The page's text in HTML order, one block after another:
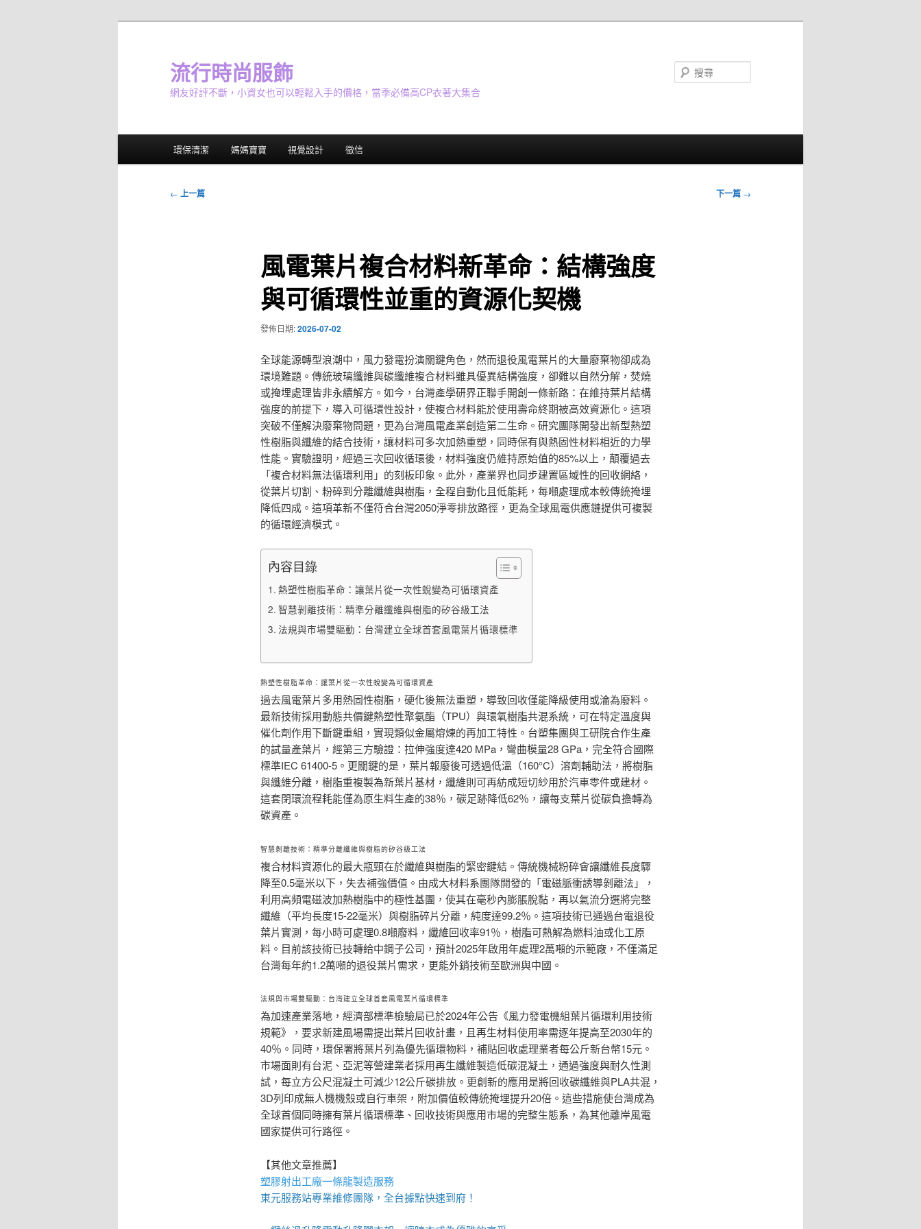
流行時尚服飾
網友好評不斷，小資女也可以輕鬆入手的價格，當季必備高CP衣著大集合
環保清潔 媽媽寶寶 視覺設計 徵信
文
← 上一篇 下一篇 →
風電葉片複合材料新革命：結構強度
與可循環性並重的資源化契機
發佈日期:2026-07-02
全球能源轉型浪潮中，風力發電扮演關鍵角色，然而退役風電葉片的大量廢棄物卻成為
環境難題。傳統玻璃纖維與碳纖維複合材料雖具優異結構強度，卻難以自然分解，焚燒
或掩埋處理皆非永續解方。如今，台灣產學研界正聯手開創一條新路：在維持葉片結構
強度的前提下，導入可循環性設計，使複合材料能於使用壽命終期被高效資源化。這項
突破不僅解決廢棄物問題，更為台灣風電產業創造第二生命。研究團隊開發出新型熱塑
性樹脂與纖維的結合技術，讓材料可多次加熱重塑，同時保有與熱固性材料相近的力學
性能。實驗證明，經過三次回收循環後，材料強度仍維持原始值的85%以上，顛覆過去
「複合材料無法循環利用」的刻板印象。此外，產業界也同步建置區域性的回收網絡，
從葉片切割、粉碎到分離纖維與樹脂，全程自動化且低能耗，每噸處理成本較傳統掩埋
降低四成。這項革新不僅符合台灣2050淨零排放路徑，更為全球風電供應鏈提供可複製
的循環經濟模式。
內容目錄
熱塑性樹脂革命：讓葉片從一次性蛻變為可循環資產
智慧剝離技術：精準分離纖維與樹脂的矽谷級工法
法規與市場雙驅動：台灣建立全球首套風電葉片循環標準
熱塑性樹脂革命：讓葉片從一次性蛻變為可循環資產
過去風電葉片多用熱固性樹脂，硬化後無法重塑，導致回收僅能降級使用或淪為廢料。
最新技術採用動態共價鍵熱塑性聚氨酯（TPU）與環氧樹脂共混系統，可在特定溫度與
催化劑作用下斷鍵重組，實現類似金屬熔煉的再加工特性。台塑集團與工研院合作生產
的試量產葉片，經第三方驗證：拉伸強度達420 MPa，彎曲模量28 GPa，完全符合國際
標準IEC 61400-5。更關鍵的是，葉片報廢後可透過低溫（160°C）溶劑輔助法，將樹脂
與纖維分離，樹脂重複製為新葉片基材，纖維則可再紡成短切紗用於汽車零件或建材。
這套閉環流程耗能僅為原生料生產的38％，碳足跡降低62％，讓每支葉片從碳負擔轉為
碳資產。
智慧剝離技術：精準分離纖維與樹脂的矽谷級工法
複合材料資源化的最大瓶頸在於纖維與樹脂的緊密鍵結。傳統機械粉碎會讓纖維長度驟
降至0.5毫米以下，失去補強價值。由成大材料系團隊開發的「電磁脈衝誘導剝離法」，
利用高頻電磁波加熱樹脂中的極性基團，使其在毫秒內膨脹脫黏，再以氣流分選將完整
纖維（平均長度15-22毫米）與樹脂碎片分離，純度達99.2％。這項技術已通過台電退役
葉片實測，每小時可處理0.8噸廢料，纖維回收率91％，樹脂可熱解為燃料油或化工原
料。目前該技術已技轉給中鋼子公司，預計2025年啟用年處理2萬噸的示範廠，不僅滿足
台灣每年約1.2萬噸的退役葉片需求，更能外銷技術至歐洲與中國。
法規與市場雙驅動：台灣建立全球首套風電葉片循環標準
為加速產業落地，經濟部標準檢驗局已於2024年公告《風力發電機組葉片循環利用技術
規範》，要求新建風場需提出葉片回收計畫，且再生材料使用率需逐年提高至2030年的
40％。同時，環保署將葉片列為優先循環物料，補貼回收處理業者每公斤新台幣15元。
市場面則有台泥、亞泥等營建業者採用再生纖維製造低碳混凝土，通過強度與耐久性測
試，每立方公尺混凝土可減少12公斤碳排放。更創新的應用是將回收碳纖維與PLA共混，
3D列印成無人機機殼或自行車架，附加價值較傳統掩埋提升20倍。這些措施使台灣成為
全球首個同時擁有葉片循環標準、回收技術與應用市場的完整生態系，為其他離岸風電
國家提供可行路徑。
【其他文章推薦】
塑膠射出工廠一條龍製造服務
東元服務站專業維修團隊，全台據點快速到府！